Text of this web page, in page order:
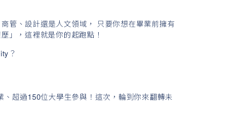
管、設計還是人文領域， 只要你想在畢業前擁有
」，這裡就是你的起跑點！
？
超過150位大學生參與！這次，輪到你來翻轉未